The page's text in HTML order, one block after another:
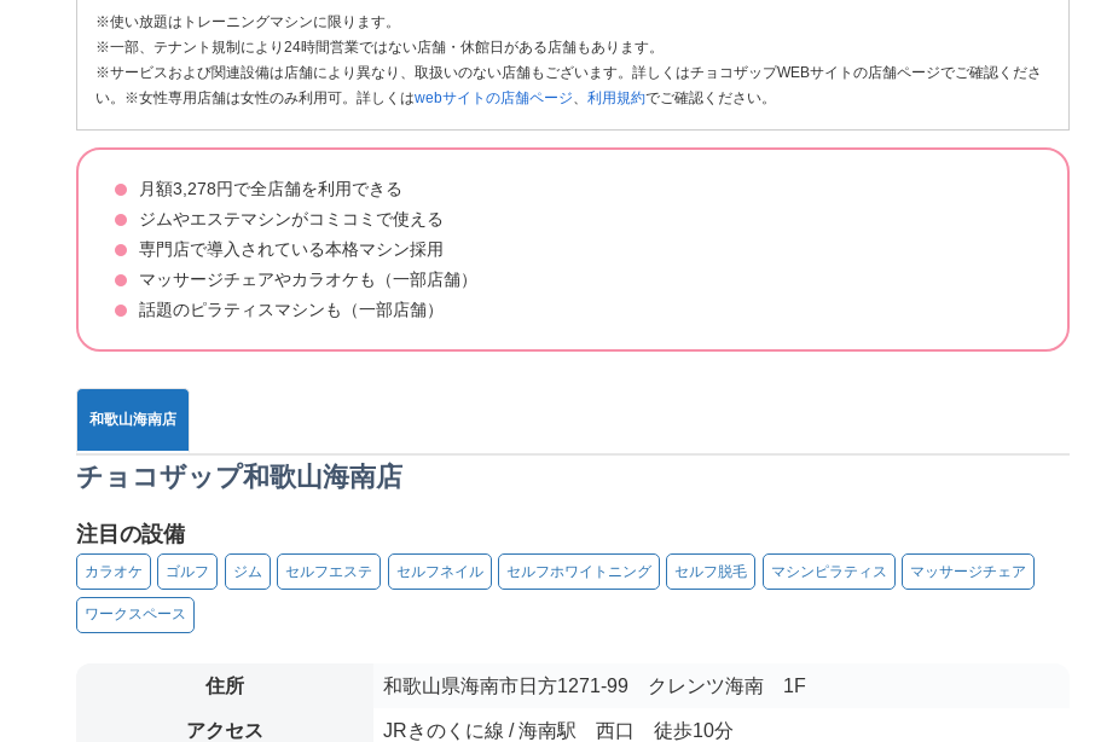
※使い放題はトレーニングマシンに限ります。
※一部、テナント規制により24時間営業ではない店舗・休館日がある店舗もあります。
※サービスおよび関連設備は店舗により異なり、取扱いのない店舗もございます。詳しくはチョコザップWEBサイトの店舗ページでご確認くださ
い。※女性専用店舗は女性のみ利用可。詳しくはwebサイトの店舗ページ、 利用規約でご確認ください。
月額3,278円で全店舗を利用できる
ジムやエステマシンがコミコミで使える
専門店で導入されている本格マシン採用
マッサージチェアやカラオケも（一部店舗）
話題のピラティスマシンも（一部店舗）
和歌山海南店
チョコザップ和歌山海南店
注目の設備
カラオケ ゴルフ ジム セルフエステ セルフネイル セルフホワイトニング セルフ脱毛 マシンピラティス マッサージチェア
ワークスペース
住所 和歌山県海南市日方1271-99 クレンツ海南 1F
アクセス JRきのくに線 / 海南駅 西口 徒歩10分